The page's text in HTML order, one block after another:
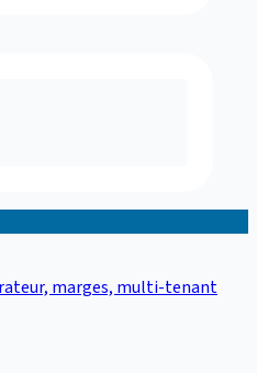
marges, multi-tenant